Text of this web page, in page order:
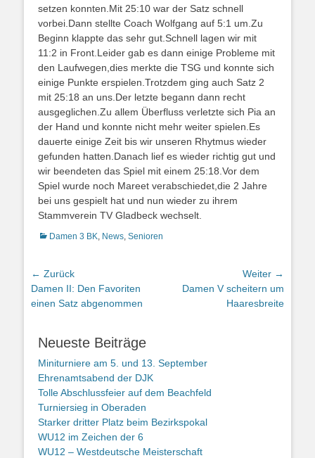
setzen konnten.Mit 25:10 war der Satz schnell
vorbei.Dann stellte Coach Wolfgang auf 5:1 um.Zu
Beginn klappte das sehr gut.Schnell lagen wir mit
11:2 in Front.Leider gab es dann einige Probleme mit
den Laufwegen,dies merkte die TSG und konnte sich
einige Punkte erspielen.Trotzdem ging auch Satz 2
mit 25:18 an uns.Der letzte begann dann recht
ausgeglichen.Zu allem Überfluss verletzte sich Pia an
der Hand und konnte nicht mehr weiter spielen.Es
dauerte einige Zeit bis wir unseren Rhytmus wieder
gefunden hatten.Danach lief es wieder richtig gut und
wir beendeten das Spiel mit einem 25:18.Vor dem
Spiel wurde noch Mareet verabschiedet,die 2 Jahre
bei uns gespielt hat und nun wieder zu ihrem
Stammverein TV Gladbeck wechselt.
Kategorien
Damen 3 BK, News, Senioren
Beitragsnavigation
← Zurück
Vorheriger
Beitrag:
Damen II: Den Favoriten
einen Satz abgenommen
Weiter →
NächsterDamen V scheitern um
Haaresbreite
Neueste Beiträge
Miniturniere am 5. und 13. September
Ehrenamtsabend der DJK
Tolle Abschlussfeier auf dem Beachfeld
Turniersieg in Oberaden
Starker dritter Platz beim Bezirkspokal
WU12 im Zeichen der 6
WU12 – Westdeutsche Meisterschaft